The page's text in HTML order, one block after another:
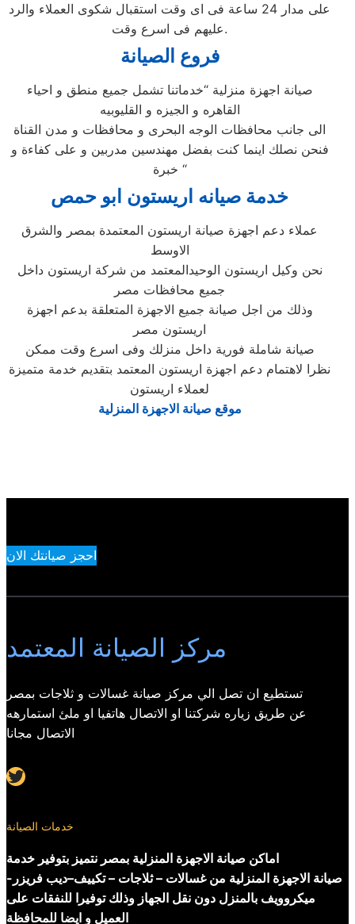
على مدار 24 ساعة فى اى وقت استقبال شكوى العملاء والرد
عليهم فى اسرع وقت.
فروع الصيانة
صيانة اجهزة منزلية “خدماتنا تشمل جميع منطق و احياء
القاهره و الجيزه و القليوبيه
الى جانب محافظات الوجه البحرى و محافظات و مدن القناة
فنحن نصلك اينما كنت بفضل مهندسين مدربين و على كفاءة و
خبرة “
خدمة صيانه اريستون ابو حمص
عملاء دعم اجهزة صيانة اريستون المعتمدة بمصر والشرق
الاوسط
نحن وكيل اريستون الوحيدالمعتمد من شركة اريستون داخل
جميع محافظات مصر
وذلك من اجل صيانة جميع الاجهزة المتعلقة بدعم اجهزة
اريستون مصر
صيانة شاملة فورية داخل منزلك وفى اسرع وقت ممكن
نظرا لاهتمام دعم اجهزة اريستون المعتمد بتقديم خدمة متميزة
لعملاء اريستون
موقع صيانة الاجهزة المنزلية
احجز صيانتك الان
مركز الصيانة المعتمد
تستطيع ان تصل الي مركز صيانة غسالات و ثلاجات بمصر
عن طريق زياره شركتنا او الاتصال هاتفيا او ملئ استمارهه
الاتصال مجانا
Twitter
خدمات الصيانة
اماكن صيانة الاجهزة المنزلية بمصر نتميز بتوفير خدمة
صيانة الاجهزة المنزلية من غسالات – ثلاجات – تكييف–ديب فريزر-
ميكروويف بالمنزل دون نقل الجهاز وذلك توفيرا للنفقات على
العميل و ايضا للمحافظة